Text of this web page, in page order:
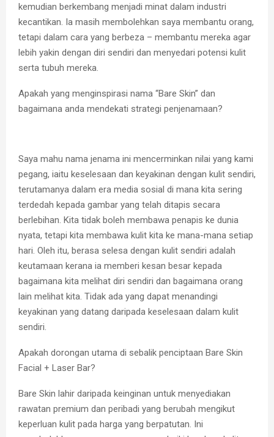
kemudian berkembang menjadi minat dalam industri
kecantikan. Ia masih membolehkan saya membantu orang,
tetapi dalam cara yang berbeza – membantu mereka agar
lebih yakin dengan diri sendiri dan menyedari potensi kulit
serta tubuh mereka.
Apakah yang menginspirasi nama “Bare Skin” dan
bagaimana anda mendekati strategi penjenamaan?
Saya mahu nama jenama ini mencerminkan nilai yang kami
pegang, iaitu keselesaan dan keyakinan dengan kulit sendiri,
terutamanya dalam era media sosial di mana kita sering
terdedah kepada gambar yang telah ditapis secara
berlebihan. Kita tidak boleh membawa penapis ke dunia
nyata, tetapi kita membawa kulit kita ke mana-mana setiap
hari. Oleh itu, berasa selesa dengan kulit sendiri adalah
keutamaan kerana ia memberi kesan besar kepada
bagaimana kita melihat diri sendiri dan bagaimana orang
lain melihat kita. Tidak ada yang dapat menandingi
keyakinan yang datang daripada keselesaan dalam kulit
sendiri.
Apakah dorongan utama di sebalik penciptaan Bare Skin
Facial + Laser Bar?
Bare Skin lahir daripada keinginan untuk menyediakan
rawatan premium dan peribadi yang berubah mengikut
keperluan kulit pada harga yang berpatutan. Ini